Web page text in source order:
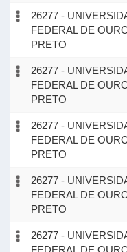
26277 -
FEDERAL DE
PRETO
26277 -
FEDERAL DE
PRETO
26277 -
FEDERAL DE
PRETO
26277 -
FEDERAL DE
PRETO
26277 -
FEDERAL DE